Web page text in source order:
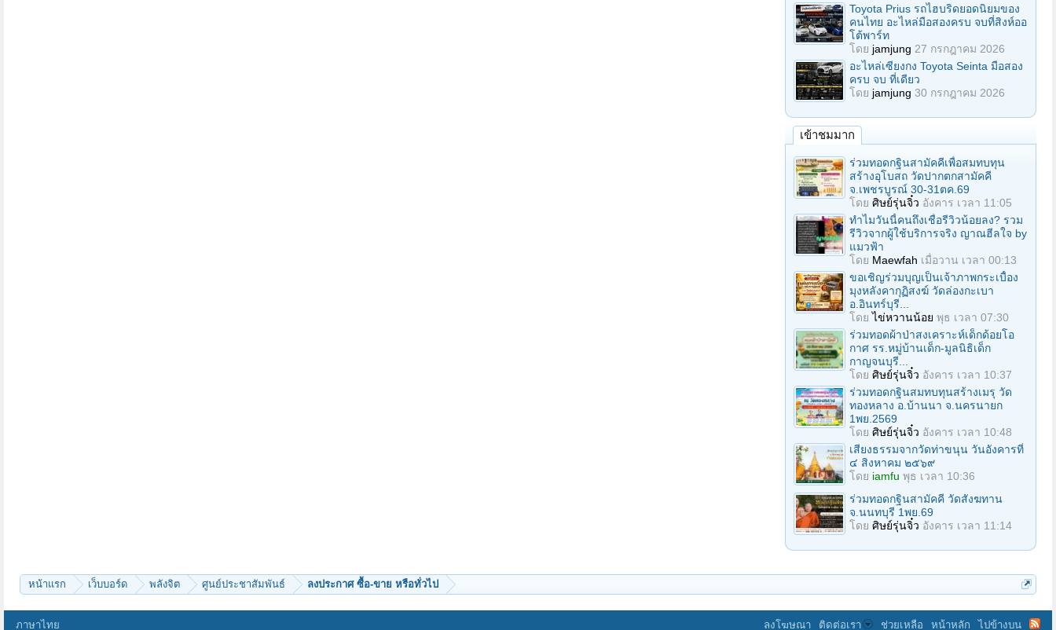
Toyota Prius รถไฮบริดยอดนิยมของ
คนไทย อะไหล่มือสองครบ จบที่สิงห์ออ
โต้พาร์ท
โดย jamjung 27 กรกฎาคม 2026
อะไหล่เซียงกง Toyota Seinta มือสอง
ครบ จบ ที่เดียว
โดย jamjung 30 กรกฎาคม 2026
เข้าชมมาก
ร่วมทอดกฐินสามัคคีเพื่อสมทบทุน
สร้างอุโบสถ วัดปากตกสามัคคี
จ.เพชรบูรณ์ 30-31ตค.69
โดย ศิษย์รุ่นจิ๋ว อังคาร เวลา 11:05
ทำไมวันนี้คนถึงเชื่อรีวิวน้อยลง? รวม
รีวิวจากผู้ใช้บริการจริง ญาณฮีลใจ by
แมวฟ้า
โดย Maewfah เมื่อวาน เวลา 00:13
ขอเชิญร่วมบุญเป็นเจ้าภาพกระเบื้อง
มุงหลังคากุฏิสงฆ์ วัดล่องกะเบา
อ.อินทร์บุรี...
โดยไข่หวานน้อย พุธ เวลา 07:30
ร่วมทอดผ้าป่าสงเคราะห์เด็กด้อยโอ
กาศ รร.หมู่บ้านเด็ก-มูลนิธิเด็ก
กาญจนบุรี...
โดย ศิษย์รุ่นจิ๋ว อังคาร เวลา 10:37
ร่วมทอดกฐินสมทบทุนสร้างเมรุ วัด
ทองหลาง อ.บ้านนา จ.นครนายก
1พย.2569
โดย ศิษย์รุ่นจิ๋ว อังคาร เวลา 10:48
เสียงธรรมจากวัดท่าขนุน วันอังคารที่
๔ สิงหาคม ๒๕๖๙
โดย iamfu พุธ เวลา 10:36
ร่วมทอดกฐินสามัคคี วัดสังฆทาน
จ.นนทบุรี 1พย.69
โดย ศิษย์รุ่นจิ๋ว อังคาร เวลา 11:14
หน้าแรก เว็บบอร์ด พลังจิต ศูนย์ประชาสัมพันธ์ ลงประกาศ ซื้อ-ขาย หรือทั่วไป
ภาษาไทย ลงโฆษณา ติดต่อเรา ช่วยเหลือ หน้าหลัก ไปข้างบน